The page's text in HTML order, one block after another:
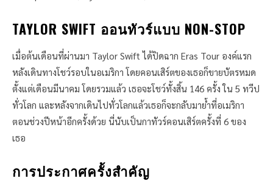
TAYLOR SWIFT ออนทัวร์แบบ NON-STOP
เมื่อต้นเดือนที่ผ่านมา Taylor Swift ได้ปิดฉาก Eras Tour องค์แรก
หลังเดินทางโชว์รอบในอเมริกา โดยคอนเสิร์ตของเธอก็ขายบัตรหมด
ตั้งแต่เดือนมีนาคม โดยรวมแล้ว เธอจะโชว์ทั้งสิ้น 146 ครั้ง ใน 5 ทวีป
ทั่วโลก และหลังจากเดินไปทั่วโลกแล้วเธอก็จะกลับมาย้ำที่อเมริกา
ตอนช่วงปีหน้าอีกครั้งด้วย นี่นับเป็นกาทัวร์คอนเสิร์ตครั้งที่ 6 ของ
เธอ
การประกาศครั้งสำคัญ